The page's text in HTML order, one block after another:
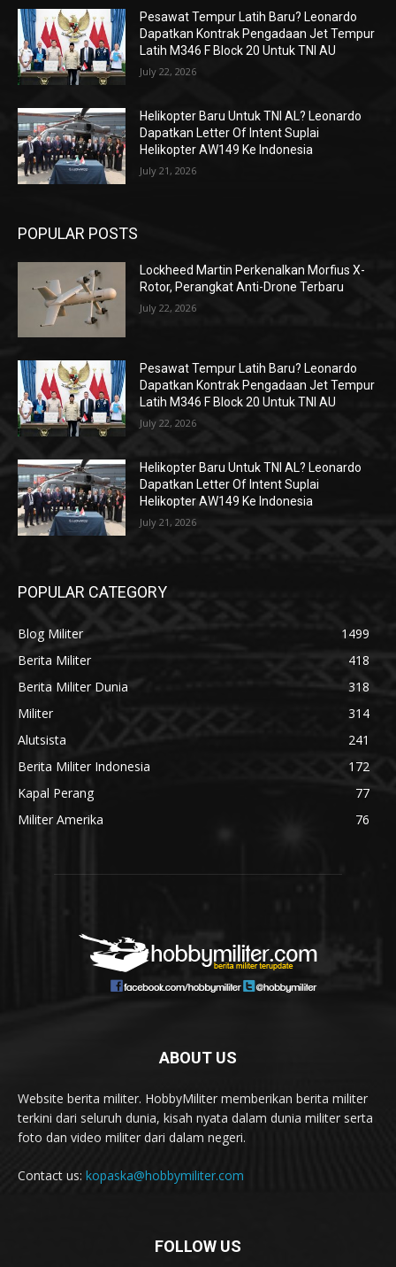
Pesawat Tempur Latih Baru? Leonardo
Dapatkan Kontrak Pengadaan Jet Tempur
Latih M346 F Block 20 Untuk TNI AU
July 22, 2026
Helikopter Baru Untuk TNI AL? Leonardo
Dapatkan Letter Of Intent Suplai
Helikopter AW149 Ke Indonesia
July 21, 2026
POPULAR POSTS
Lockheed Martin Perkenalkan Morfius X-
Rotor, Perangkat Anti-Drone Terbaru
July 22, 2026
Pesawat Tempur Latih Baru? Leonardo
Dapatkan Kontrak Pengadaan Jet Tempur
Latih M346 F Block 20 Untuk TNI AU
July 22, 2026
Helikopter Baru Untuk TNI AL? Leonardo
Dapatkan Letter Of Intent Suplai
Helikopter AW149 Ke Indonesia
July 21, 2026
POPULAR CATEGORY
Blog Militer
1499
Berita Militer
418
Berita Militer Dunia
318
Militer
314
Alutsista
241
Berita Militer Indonesia
172
Kapal Perang
77
Militer Amerika
76
ABOUT US
Website berita militer. HobbyMiliter memberikan berita militer
terkini dari seluruh dunia, kisah nyata dalam dunia militer serta
foto dan video militer dari dalam negeri.
Contact us: kopaska@hobbymiliter.com
FOLLOW US